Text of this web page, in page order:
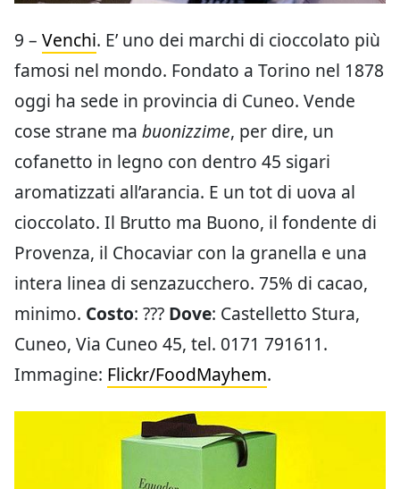
9 – Venchi. E’ uno dei marchi di cioccolato più
famosi nel mondo. Fondato a Torino nel 1878
oggi ha sede in provincia di Cuneo. Vende
cose strane ma buonizzime, per dire, un
cofanetto in legno con dentro 45 sigari
aromatizzati all’arancia. E un tot di uova al
cioccolato. Il Brutto ma Buono, il fondente di
Provenza, il Chocaviar con la granella e una
intera linea di senzazucchero. 75% di cacao,
minimo. Costo: ??? Dove: Castelletto Stura,
Cuneo, Via Cuneo 45, tel. 0171 791611.
Immagine: Flickr/FoodMayhem.